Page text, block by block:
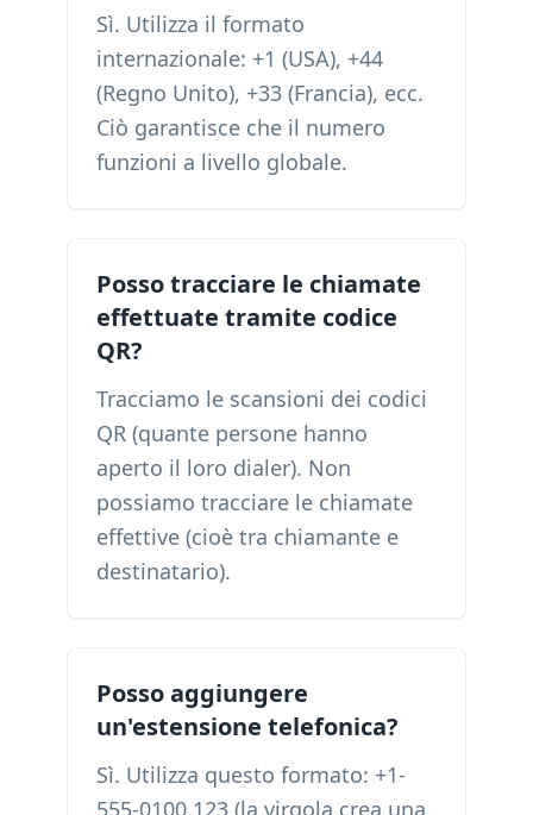
Sì. Utilizza il formato
internazionale: +1 (USA), +44
(Regno Unito), +33 (Francia), ecc.
Ciò garantisce che il numero
funzioni a livello globale.
Posso tracciare le chiamate
effettuate tramite codice
QR?
Tracciamo le scansioni dei codici
QR (quante persone hanno
aperto il loro dialer). Non
possiamo tracciare le chiamate
effettive (cioè tra chiamante e
destinatario).
Posso aggiungere
un'estensione telefonica?
Sì. Utilizza questo formato: +1-
555-0100,123 (la virgola crea una